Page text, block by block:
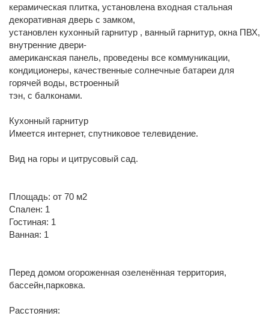
керамическая плитка, установлена входная стальная
декоративная дверь с замком,
установлен кухонный гарнитур , ванный гарнитур, окна ПВХ,
внутренние двери-
американская панель, проведены все коммуникации,
кондиционеры, качественные солнечные батареи для
горячей воды, встроенный
тэн, с балконами.
Кухонный гарнитур
Имеется интернет, спутниковое телевидение.
Вид на горы и цитрусовый сад.
Площадь: от 70 м2
Спален: 1
Гостиная: 1
Ванная: 1
Перед домом огороженная озеленённая территория,
бассейн,парковка.
Расстояния: